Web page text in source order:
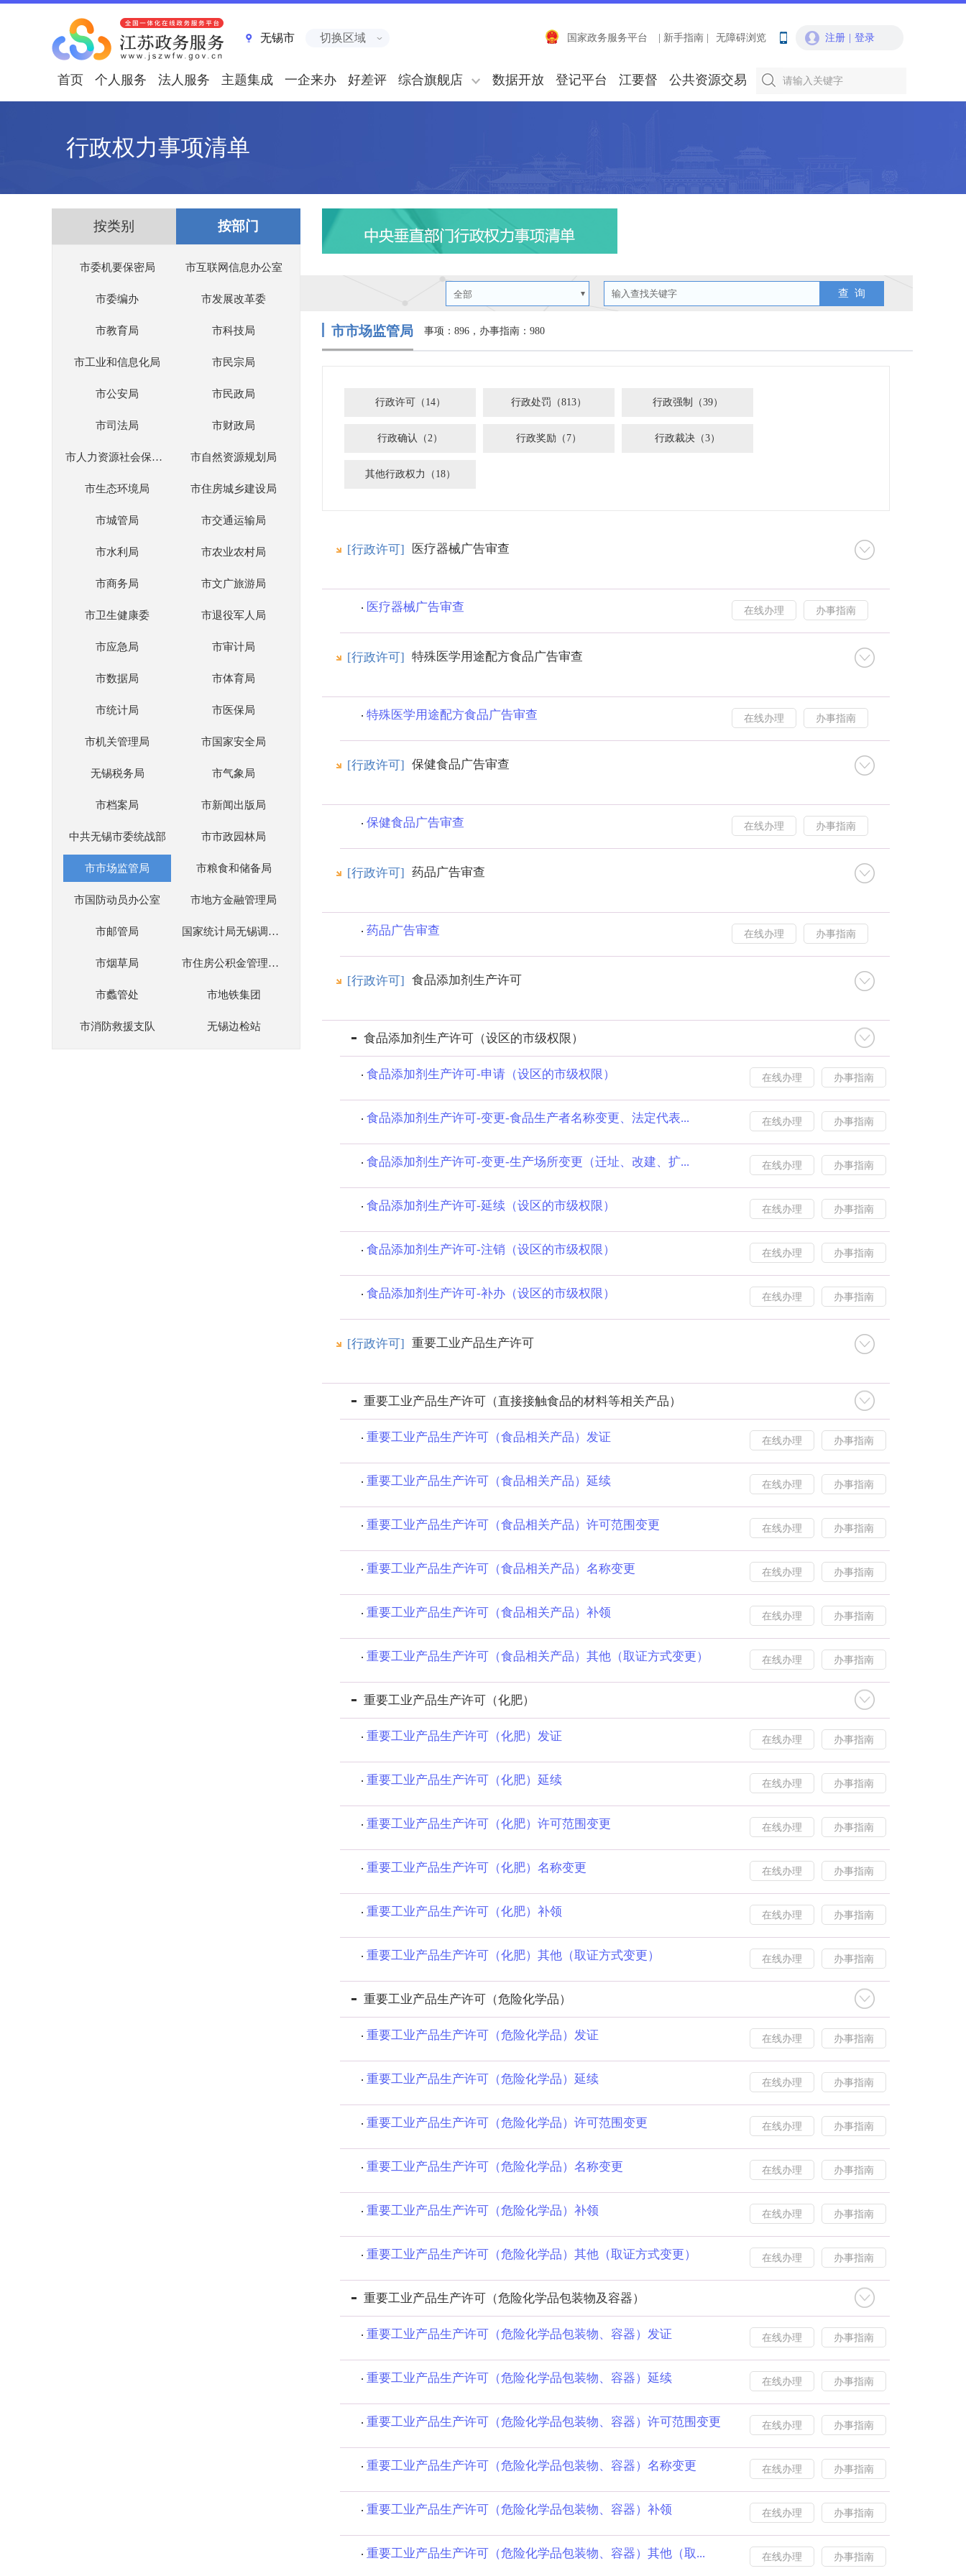
无锡市 切换区域 国家政务服务平台 | 新手指南 | 无障碍浏览 注册 登录
首页 个人服务 法人服务 主题集成 一企来办 好差评 综合旗舰店 数据开放 登记平台 江要督 公共资源交易
行政权力事项清单
按类别 按部门
市委机要保密局 市互联网信息办公室
市委编办 市发展改革委
市教育局 市科技局
市工业和信息化局 市民宗局
市公安局 市民政局
市司法局 市财政局
市人力资源社会保障局 市自然资源规划局
市生态环境局 市住房城乡建设局
市城管局 市交通运输局
市水利局 市农业农村局
市商务局 市文广旅游局
市卫生健康委 市退役军人局
市应急局 市审计局
市数据局 市体育局
市统计局 市医保局
市机关管理局 市国家安全局
无锡税务局 市气象局
市档案局 市新闻出版局
中共无锡市委统战部 市市政园林局
市市场监管局 市粮食和储备局
市国防动员办公室 市地方金融管理局
市邮管局 国家统计局无锡调查队
市烟草局 市住房公积金管理中心
市蠡管处 市地铁集团
市消防救援支队 无锡边检站
全部
市市场监管局 事项：896，办事指南：980
行政许可（14） 行政处罚（813） 行政强制（39）
行政确认（2） 行政奖励（7） 行政裁决（3）
其他行政权力（18）
[行政许可] 医疗器械广告审查
医疗器械广告审查 在线办理 办事指南
[行政许可] 特殊医学用途配方食品广告审查
特殊医学用途配方食品广告审查 在线办理 办事指南
[行政许可] 保健食品广告审查
保健食品广告审查 在线办理 办事指南
[行政许可] 药品广告审查
药品广告审查 在线办理 办事指南
[行政许可] 食品添加剂生产许可
食品添加剂生产许可（设区的市级权限）
食品添加剂生产许可-申请（设区的市级权限） 在线办理 办事指南
食品添加剂生产许可-变更-食品生产者名称变更、法定代表... 在线办理 办事指南
食品添加剂生产许可-变更-生产场所变更（迁址、改建、扩... 在线办理 办事指南
食品添加剂生产许可-延续（设区的市级权限） 在线办理 办事指南
食品添加剂生产许可-注销（设区的市级权限） 在线办理 办事指南
食品添加剂生产许可-补办（设区的市级权限） 在线办理 办事指南
[行政许可] 重要工业产品生产许可
重要工业产品生产许可（直接接触食品的材料等相关产品）
重要工业产品生产许可（食品相关产品）发证 在线办理 办事指南
重要工业产品生产许可（食品相关产品）延续 在线办理 办事指南
重要工业产品生产许可（食品相关产品）许可范围变更 在线办理 办事指南
重要工业产品生产许可（食品相关产品）名称变更 在线办理 办事指南
重要工业产品生产许可（食品相关产品）补领 在线办理 办事指南
重要工业产品生产许可（食品相关产品）其他（取证方式变更） 在线办理 办事指南
重要工业产品生产许可（化肥）
重要工业产品生产许可（化肥）发证 在线办理 办事指南
重要工业产品生产许可（化肥）延续 在线办理 办事指南
重要工业产品生产许可（化肥）许可范围变更 在线办理 办事指南
重要工业产品生产许可（化肥）名称变更 在线办理 办事指南
重要工业产品生产许可（化肥）补领 在线办理 办事指南
重要工业产品生产许可（化肥）其他（取证方式变更） 在线办理 办事指南
重要工业产品生产许可（危险化学品）
重要工业产品生产许可（危险化学品）发证 在线办理 办事指南
重要工业产品生产许可（危险化学品）延续 在线办理 办事指南
重要工业产品生产许可（危险化学品）许可范围变更 在线办理 办事指南
重要工业产品生产许可（危险化学品）名称变更 在线办理 办事指南
重要工业产品生产许可（危险化学品）补领 在线办理 办事指南
重要工业产品生产许可（危险化学品）其他（取证方式变更） 在线办理 办事指南
重要工业产品生产许可（危险化学品包装物及容器）
重要工业产品生产许可（危险化学品包装物、容器）发证 在线办理 办事指南
重要工业产品生产许可（危险化学品包装物、容器）延续 在线办理 办事指南
重要工业产品生产许可（危险化学品包装物、容器）许可范围变更 在线办理 办事指南
重要工业产品生产许可（危险化学品包装物、容器）名称变更 在线办理 办事指南
重要工业产品生产许可（危险化学品包装物、容器）补领 在线办理 办事指南
重要工业产品生产许可（危险化学品包装物、容器）其他（取... 在线办理 办事指南